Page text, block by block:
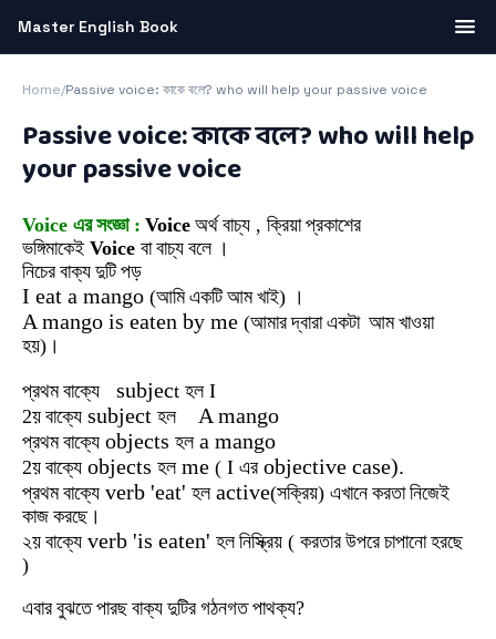
Master English Book
Home/Passive voice: কাকে বলে? who will help your passive voice
Passive voice: কাকে বলে? who will help
your passive voice
Voice এর সংজ্ঞা: Voice অর্থ বাচ্য , ক্রিয়া প্রকাশের
ভঙ্গিমাকেই Voice বা বাচ্য বলে ।
নিচের বাক্য দুটি পড়
I eat a mango (আমি একটি আম খাই) ।
A mango is eaten by me (আমার দ্বারা একটা আম খাওয়া
হয়)।
প্রথম বাক্যে subject হল I
2য় বাক্যে subject হল A mango
প্রথম বাক্যে objects হল a mango
2য় বাক্যে objects হল me ( I এর objective case).
প্রথম বাক্যে verb 'eat' হল active(সক্রিয়) এখানে করতা নিজেই
কাজ করছে।
২য় বাক্যে verb 'is eaten' হল নিস্ক্রিয় ( করতার উপরে চাপানো হরছে
)
এবার বুঝতে পারছ বাক্য দুটির গঠনগত পাথক্য?